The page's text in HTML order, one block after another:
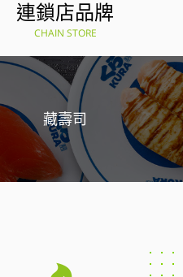
連鎖店品牌
CHAIN STORE
藏壽司